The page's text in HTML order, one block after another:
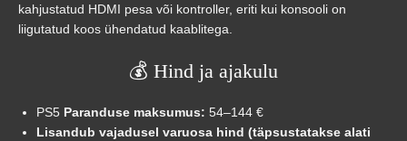
kahjustatud HDMI pesa või kontroller, eriti kui konsooli on
liigutatud koos ühendatud kaablitega.
💰 Hind ja ajakulu
PS5 Paranduse maksumus: 54–144 €
Lisandub vajadusel varuosa hind (täpsustatakse alati